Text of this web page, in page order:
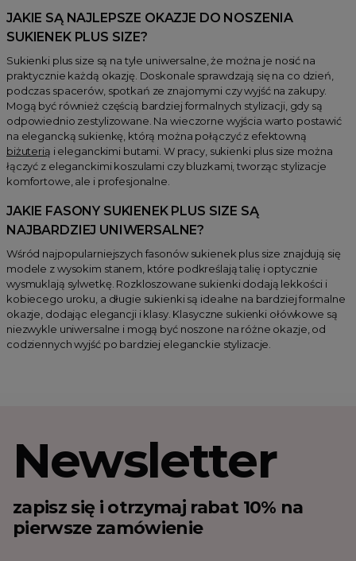
JAKIE SĄ NAJLEPSZE OKAZJE DO NOSZENIA
SUKIENEK PLUS SIZE?
Sukienki plus size są na tyle uniwersalne, że można je nosić na
praktycznie każdą okazję. Doskonale sprawdzają się na co dzień,
podczas spacerów, spotkań ze znajomymi czy wyjść na zakupy.
Mogą być również częścią bardziej formalnych stylizacji, gdy są
odpowiednio zestylizowane. Na wieczorne wyjścia warto postawić
na elegancką sukienkę, którą można połączyć z efektowną
biżuterią i eleganckimi butami. W pracy, sukienki plus size można
łączyć z eleganckimi koszulami czy bluzkami, tworząc stylizacje
komfortowe, ale i profesjonalne.
JAKIE FASONY SUKIENEK PLUS SIZE SĄ
NAJBARDZIEJ UNIWERSALNE?
Wśród najpopularniejszych fasonów sukienek plus size znajdują się
modele z wysokim stanem, które podkreślają talię i optycznie
wysmuklają sylwetkę. Rozkloszowane sukienki dodają lekkości i
kobiecego uroku, a długie sukienki są idealne na bardziej formalne
okazje, dodając elegancji i klasy. Klasyczne sukienki ołówkowe są
niezwykle uniwersalne i mogą być noszone na różne okazje, od
codziennych wyjść po bardziej eleganckie stylizacje.
Newsletter
zapisz się i otrzymaj rabat 10% na
pierwsze zamówienie